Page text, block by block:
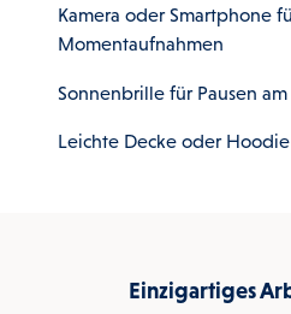
Kamera oder Smartphone
Momentaufnahmen
Sonnenbrille für Pausen am
Leichte Decke oder
Einzigartiges